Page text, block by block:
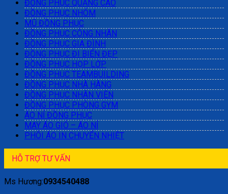
ĐỒNG PHỤC QUẢNG CÁO
ĐỒNG PHỤC NHÓM
MŨ ĐỒNG PHỤC
ĐỒNG PHỤC CÔNG NHÂN
ĐỒNG PHỤC GIA ĐÌNH
ĐỒNG PHỤC ĐI BIỂN ĐẸP
ĐỒNG PHỤC HỌP LỚP
ĐỒNG PHỤC TEAMBUILDING
ĐỒNG PHỤC NHÀ HÀNG
ĐỒNG PHỤC NHÂN VIÊN
ĐỒNG PHỤC PHÒNG GYM
ÁO NỈ ĐỒNG PHỤC
MAY ÁO GIÓ – ÁO NỈ
PHÔI ÁO IN CHUYỂN NHIỆT
HỖ TRỢ TƯ VẤN
Ms Hương:0934540488